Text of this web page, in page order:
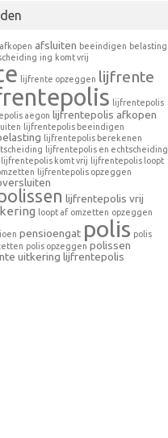
afkopen afsluiten beeindigen belasting
ing komt vrij
lijfrente opzeggen lijfrente
lijfrentepolis
aegon lijfrentepolis afkopen
lijfrentepolis beeindigen
lijfrentepolis berekenen
lijfrentepolis en echtscheiding
lijfrentepolis komt vrij lijfrentepolis loopt
lijfrentepolis opzeggen
lijfrentepolis vrij
loopt af omzetten opzeggen
pensioengat polis polis
polis opzeggen polissen
uitkering lijfrentepolis